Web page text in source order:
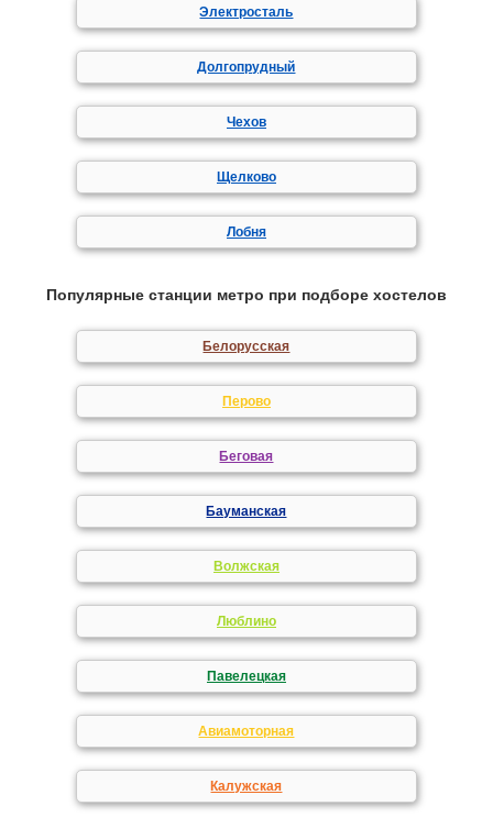
Электросталь
Долгопрудный
Чехов
Щелково
Лобня
Популярные станции метро при подборе хостелов
Белорусская
Перово
Беговая
Бауманская
Волжская
Люблино
Павелецкая
Авиамоторная
Калужская